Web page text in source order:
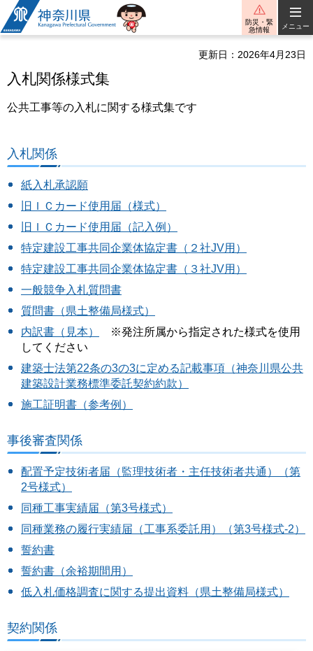
神奈川県
防災・緊
急情報
メニュー
更新日：2026年4月23日
入札関係様式集
公共工事等の入札に関する様式集です
入札関係
紙入札承認願
旧ＩＣカード使用届（様式）
旧ＩＣカード使用届（記入例）
特定建設工事共同企業体協定書（２社JV用）
特定建設工事共同企業体協定書（３社JV用）
一般競争入札質問書
質問書（県土整備局様式）
内訳書（見本）
※発注所属から指定された様式を使用
してください
建築士法第22条の3の3に定める記載事項（神奈川県公共
建築設計業務標準委託契約約款）
施工証明書（参考例）
事後審査関係
配置予定技術者届（監理技術者・主任技術者共通）（第
2号様式）
同種工事実績届（第3号様式）
同種業務の履行実績届（工事系委託用）（第3号様式-2）
誓約書
誓約書（余裕期間用）
低入札価格調査に関する提出資料（県土整備局様式）
契約関係